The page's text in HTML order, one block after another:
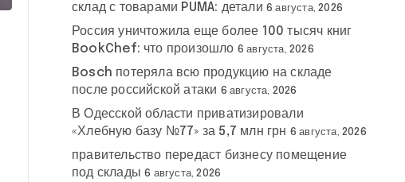
склад с товарами PUMA: детали 6 августа, 2026
Россия уничтожила еще более 100 тысяч книг
BookChef: что произошло 6 августа, 2026
Bosch потеряла всю продукцию на складе
после российской атаки 6 августа, 2026
В Одесской области приватизировали
«Хлебную базу №77» за 5,7 млн грн 6 августа, 2026
правительство передаст бизнесу помещение
под склады 6 августа, 2026